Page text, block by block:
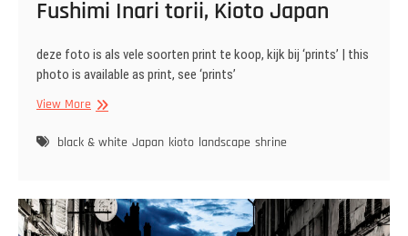
Fushimi Inari torii, Kioto Japan
deze foto is als vele soorten print te koop, kijk bij ‘prints’ | this
photo is available as print, see ‘prints’
View MoreFushimi
Kioto
black & white Japan kioto landscape shrine